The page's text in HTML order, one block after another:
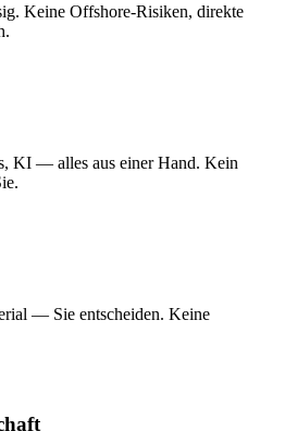
Keine Offshore-Risiken, direkte
KI — alles aus einer Hand. Kein
— Sie entscheiden. Keine